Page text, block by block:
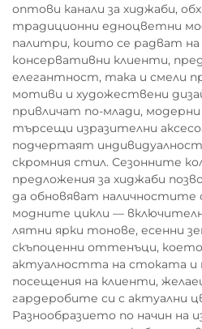
оптови канали за хиджаби,
традиционни едноцветни
палитри, които се радват
консервативни клиенти,
елегантност, така и смели
мотиви и художествени
привличат по-млади,
търсещи изразителни
подчертаят
скромния стил. Сезонните
предложения за хиджаби
да обновяват
модните цикли —
лятни ярки тонове, есенни
скъпоценни оттенъци,
актуалността на стоката и
посещения на клиенти,
гардеробите си с актуални
Разнообразието по начин на